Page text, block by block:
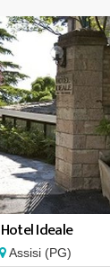
Hotel Ideale
Assisi (PG)